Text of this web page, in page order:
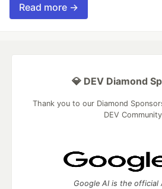
Read more →
💎 DEV Diamond
Thank you to our Diamond
DEV Community
Google AI is the official